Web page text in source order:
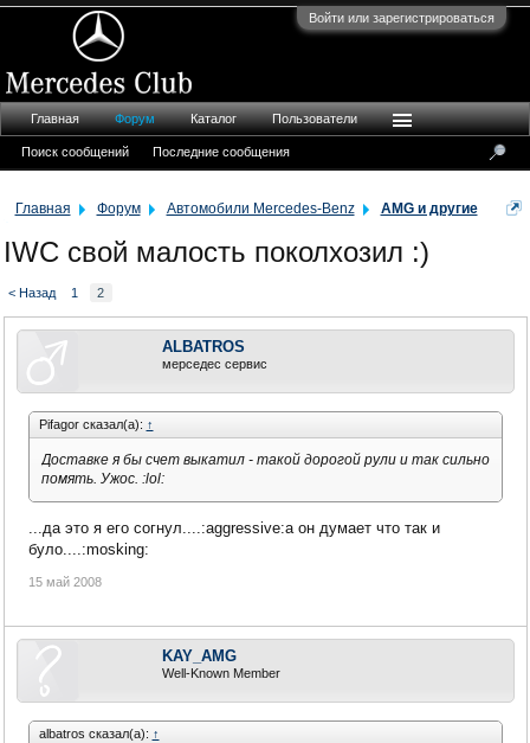
Войти или зарегистрироваться
Главная Форум Автомобили Mercedes-Benz AMG и другие
IWC свой малость поколхозил :)
< Назад 1 2
ALBATROS
мерседес сервис
Pifagor сказал(а): ↑
Доставке я бы счет выкатил - такой дорогой рули и так сильно
помять. Ужос. :lol:
...да это я его согнул....:aggressive:а он думает что так и
було....:mosking:
15 май 2008
KAY_AMG
Well-Known Member
albatros сказал(а): ↑
Главная Форум
Поиск сообщений Последние сообщения
Каталог Пользователи